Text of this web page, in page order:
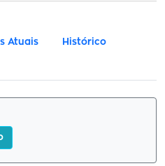
Atuais Histórico